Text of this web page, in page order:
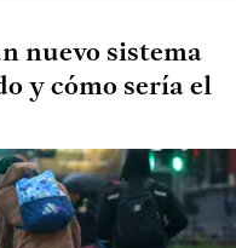
nuevo sistema
y cómo sería el